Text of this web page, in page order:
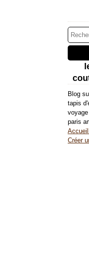
Blog
tapis
paris
Créer